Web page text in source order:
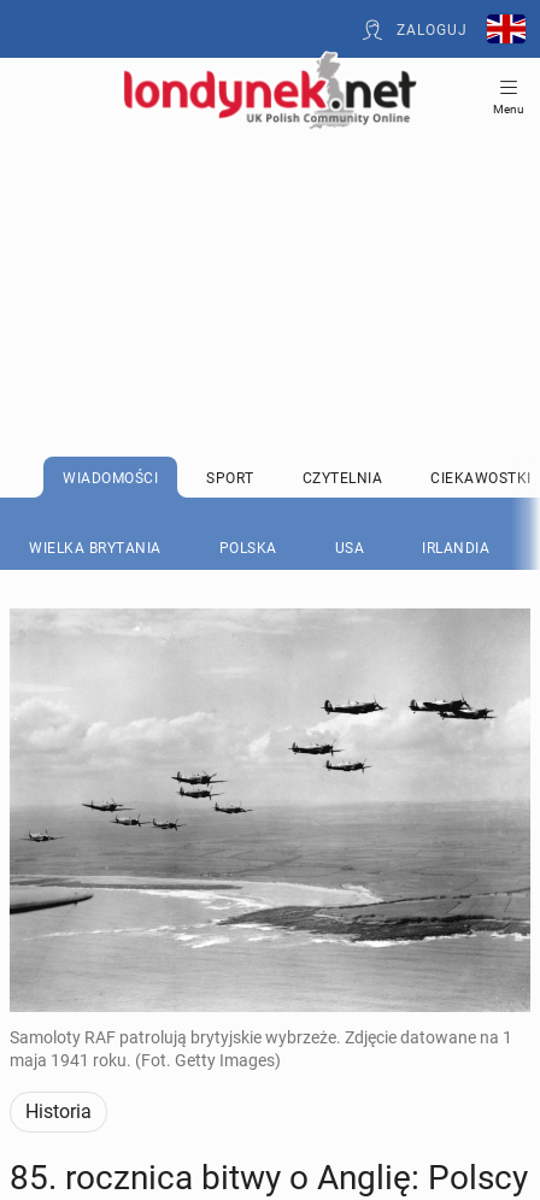
ZALOGUJ
Menu
WIADOMOŚCI SPORT CZYTELNIA CIEKAWOSTKI
WIELKA BRYTANIA POLSKA USA IRLANDIA
Samoloty RAF patrolują brytyjskie wybrzeże. Zdjęcie datowane na 1
maja 1941 roku. (Fot. Getty Images)
Historia
85. rocz­ni­ca bitwy o Anglię: Polscy